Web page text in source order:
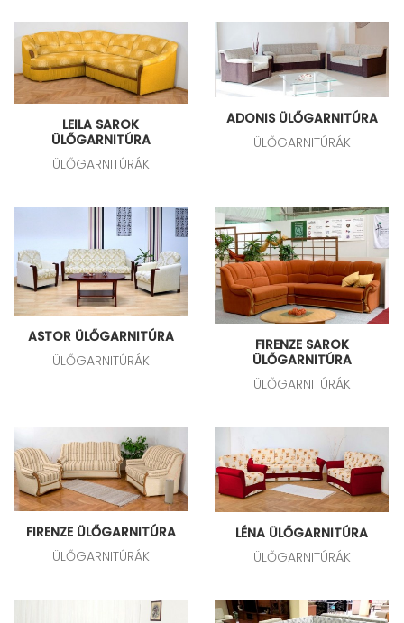
LEILA SAROK
ÜLŐGARNITÚRA
ÜLŐGARNITÚRÁK
ADONIS ÜLŐGARNITÚRA
ÜLŐGARNITÚRÁK
ASTOR ÜLŐGARNITÚRA
ÜLŐGARNITÚRÁK
FIRENZE SAROK
ÜLŐGARNITÚRA
ÜLŐGARNITÚRÁK
FIRENZE ÜLŐGARNITÚRA
ÜLŐGARNITÚRÁK
LÉNA ÜLŐGARNITÚRA
ÜLŐGARNITÚRÁK